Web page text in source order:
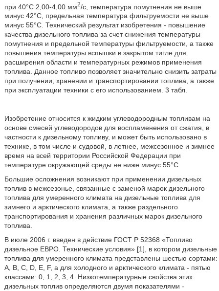
при 40°С 2,00-4,00 мм2/с, температура помутнения не выше
минус 42°С, предельная температура фильтруемости не выше
минус 55°С. Технический результат изобретения - повышение
качества дизельного топлива за счет снижения температуры
помутнения и предельной температуры фильтруемости, а также
повышения температуры вспышки в закрытом тигле для
расширения области и температурных режимов применения
топлива. Данное топливо позволяет значительно снизить затраты
при получении, хранении и транспортировании топлива, а также
при эксплуатации техники с его использованием. 3 табл.
Изобретение относится к жидким углеводородным топливам на
основе смесей углеводородов для воспламенения от сжатия, в
частности к дизельному топливу, и может быть использовано в
технике, в том числе и судовой, в летнее, межсезонное и зимнее
время на всей территории Российской Федерации при
температуре окружающей среды не ниже минус 55°C.
Большие осложнения возникают при применении дизельных
топлив в межсезонье, связанные с заменой марок дизельного
топлива для умеренного климата на дизельные топлива для
зимнего и арктического климата, а также раздельного
транспортирования и хранения различных марок дизельного
топлива.
В июле 2006 г. введен в действие ГОСТ Р 52368 «Топливо
дизельное ЕВРО. Технические условия» [1], в котором дизельные
топлива для умеренного климата представлены шестью сортами:
А, В, С, D, Е, F, а для холодного и арктического климата - пятью
классами: 0, 1, 2, 3, 4. Низкотемпературные свойства этих
дизельных топлив определяются двумя показателями -